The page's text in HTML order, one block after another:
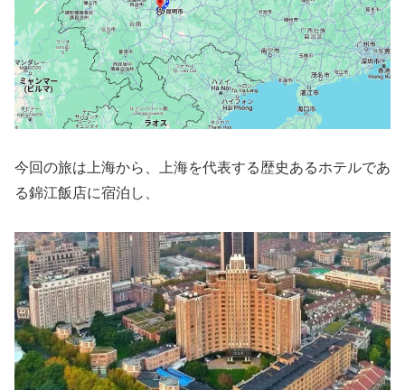
今回の旅は上海から、上海を代表する歴史あるホテルであ
る錦江飯店に宿泊し、